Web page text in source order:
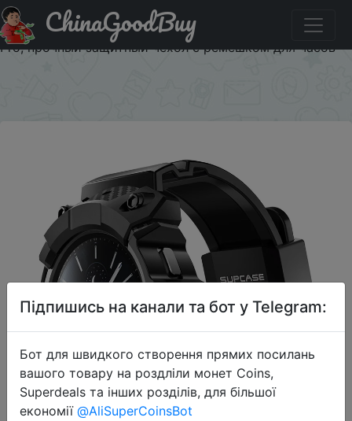
Код на знижку $1/$19 Чехол для For Samsung Galaxy
Watch 4 Classic, 46 мм (выпуск 2021 года), SUPCASE UB
Pro, прочный защитный чехол с ремешком для часов
ChinaGoodBuy
Підпишись на канали та бот у Telegram:
Бот для швидкого створення прямих посилань
вашого товару на роздліли монет Coins,
Superdeals та інших розділів, для більшої
економії @AliSuperCoinsBot